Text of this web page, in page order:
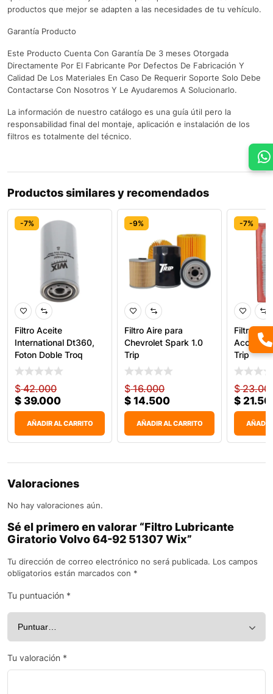
productos que mejor se adapten a las necesidades de tu vehículo.
Garantía Producto
Este Producto Cuenta Con Garantía De 3 meses Otorgada
Directamente Por El Fabricante Por Defectos De Fabricación Y
Calidad De Los Materiales En Caso De Requerir Soporte Solo Debe
Contactarse Con Nosotros Y Le Ayudaremos A Solucionarlo.
La información de nuestro catálogo es una guía útil pero la
responsabilidad final del montaje, aplicación e instalación de los
filtros es totalmente del técnico.
Productos similares y recomendados
-7%
Filtro Aceite
International Dt360,
Foton Doble Troq
51820
$42.000
$ 39.000
AÑADIR AL CARRITO
-9%
Filtro Aire para
Chevrolet Spark 1.0
Trip
$16.000
$ 14.500
AÑADIR AL CARRITO
-7%
Filtro
Accent,
Trip
$
$
AÑADIR
Valoraciones
No hay valoraciones aún.
Sé el primero en valorar “Filtro Lubricante
Giratorio Volvo 64-92 51307 Wix”
Tu dirección de correo electrónico no será publicada. Los campos
obligatorios están marcados con *
Tu puntuación *
Tu valoración *